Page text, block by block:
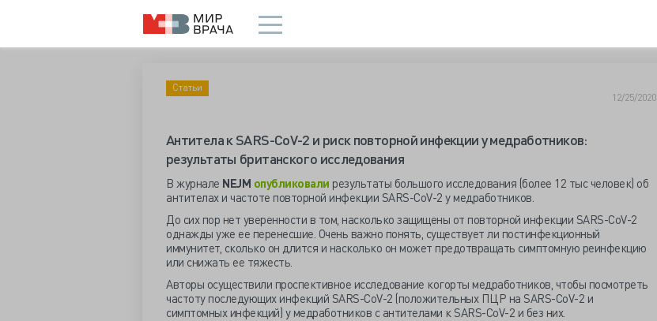
Статьи
12/25/2020
Антитела к SARS-CoV-2 и риск повторной инфекции у медработников:
результаты британского исследования
В журнале NEJM опубликовали результаты большого исследования (более 12 тыс человек) об
антителах и частоте повторной инфекции SARS-CoV-2 у медработников.
До сих пор нет уверенности в том, насколько защищены от повторной инфекции SARS-CoV-2
однажды уже ее перенесшие. Очень важно понять, существует ли постинфекционный
иммунитет, сколько он длится и насколько он может предотвращать симптомную реинфекцию
или снижать ее тяжесть.
Авторы осуществили проспективное исследование когорты медработников, чтобы посмотреть
частоту последующих инфекций SARS-CoV-2 (положительных ПЦР на SARS-CoV-2 и
симптомных инфекций) у медработников с антителами к SARS-CoV-2 и без них.